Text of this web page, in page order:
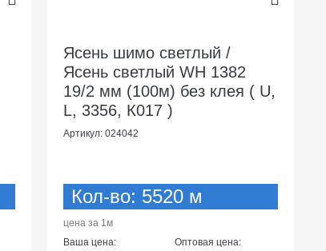
Ясень шимо светлый /
Ясень светлый WH 1382
19/2 мм (100м) без клея ( U,
L, 3356, К017 )
Артикул: 024042
Кол-во: 5520 м
цена за 1м
Ваша цена:
Оптовая цена: